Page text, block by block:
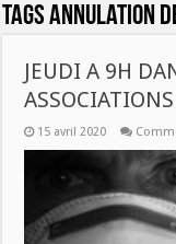
Tagsannulation
JEUDI A 9H
15 avril 2020